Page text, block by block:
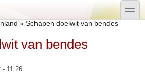
inhoud gaan
toggle
» Schapen doelwit van bendes
van bendes
- 11:26